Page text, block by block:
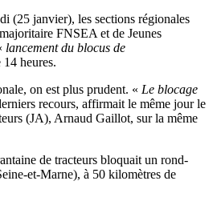
(25 janvier), les sections régionales
FNSEA et de Jeunes
lancement du blocus de
heures.
on est plus prudent. « Le blocage
recours, affirmait le même jour le
(JA), Arnaud Gaillot, sur la même
de tracteurs bloquait un rond-
et-Marne), à 50 kilomètres de